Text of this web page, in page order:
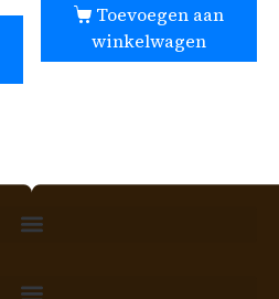
Toevoegen aan
winkelwagen